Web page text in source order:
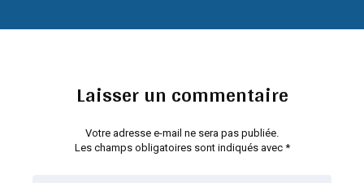
Laisser un commentaire
Votre adresse e-mail ne sera pas publiée.
Les champs obligatoires sont indiqués avec *